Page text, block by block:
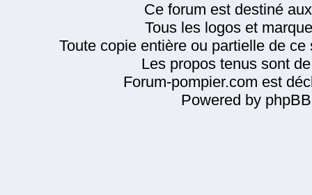
Ce forum est destiné
Tous les logos et
Toute copie entière ou partielle de
Les propos tenus sont
Forum-pompier.com est
Powered by